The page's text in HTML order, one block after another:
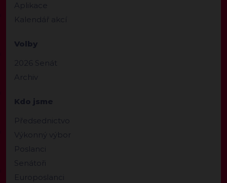
Aplikace
Kalendář akcí
Volby
2026 Senát
Archiv
Kdo jsme
Předsednictvo
Výkonný výbor
Poslanci
Senátoři
Europoslanci